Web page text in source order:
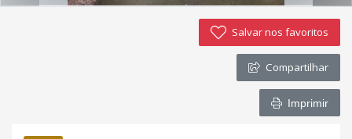
Salvar nos favoritos
Compartilhar
Imprimir